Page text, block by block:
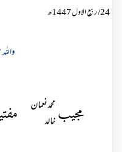
24
/ربیع الاول 1447ھ
مجیب محمد نعمان
خالد